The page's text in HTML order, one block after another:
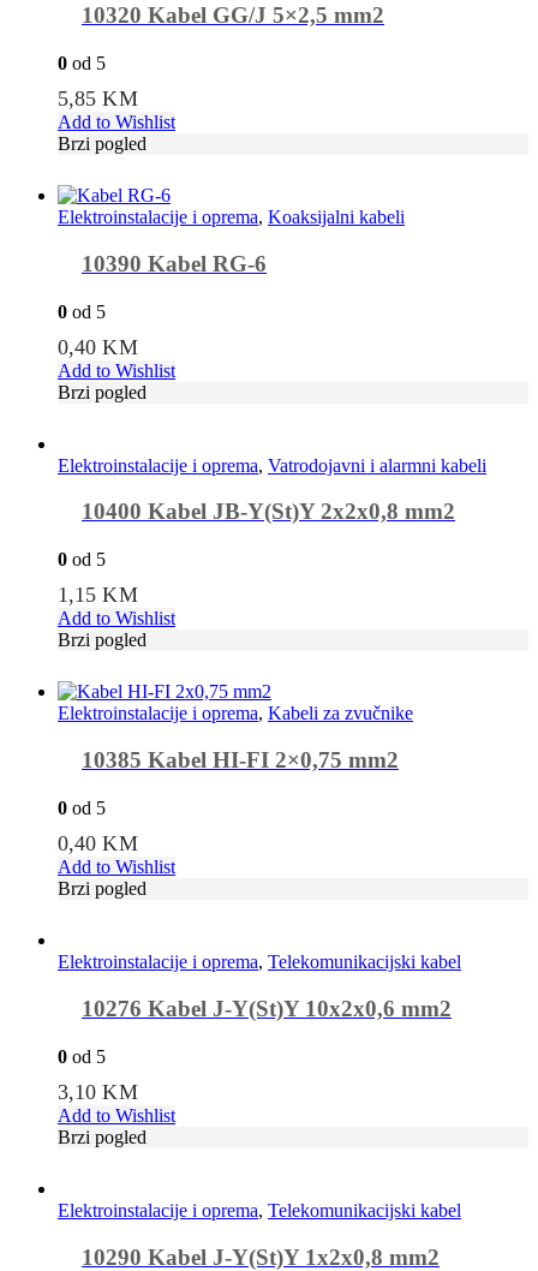
10320 Kabel GG/J 5×2,5 mm2
0 od 5
5,85KM
Add to Wishlist
Brzi pogled
Elektroinstalacije i oprema, Koaksijalni kabeli
10390 Kabel RG-6
0 od 5
0,40KM
Add to Wishlist
Brzi pogled
Elektroinstalacije i oprema, Vatrodojavni i alarmni kabeli
10400 Kabel JB-Y(St)Y 2x2x0,8 mm2
0 od 5
1,15KM
Add to Wishlist
Brzi pogled
Elektroinstalacije i oprema, Kabeli za zvučnike
10385 Kabel HI-FI 2×0,75 mm2
0 od 5
0,40KM
Add to Wishlist
Brzi pogled
Elektroinstalacije i oprema, Telekomunikacijski kabel
10276 Kabel J-Y(St)Y 10x2x0,6 mm2
0 od 5
3,10KM
Add to Wishlist
Brzi pogled
Elektroinstalacije i oprema, Telekomunikacijski kabel
10290 Kabel J-Y(St)Y 1x2x0,8 mm2